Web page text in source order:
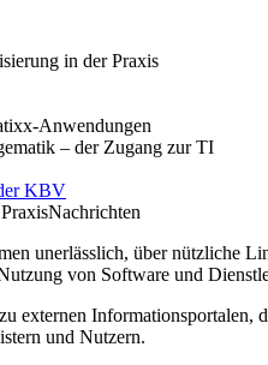
in der Praxis
Anwendungen
– der Zugang zur TI
KBV
unerlässlich, über nützliche
von Software und
externen
und Nutzern.